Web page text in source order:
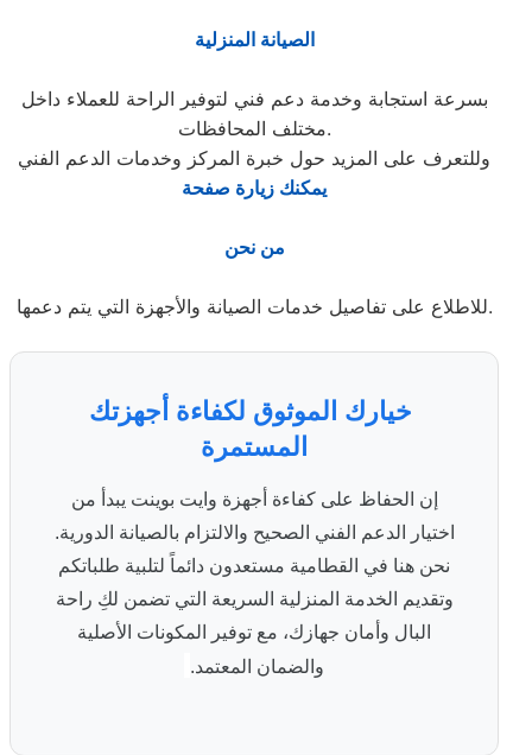
الصيانة المنزلية
بسرعة استجابة وخدمة دعم فني لتوفير الراحة للعملاء داخل
مختلف المحافظات.
وللتعرف على المزيد حول خبرة المركز وخدمات الدعم الفني
يمكنك زيارة صفحة
من نحن
للاطلاع على تفاصيل خدمات الصيانة والأجهزة التي يتم دعمها.
خيارك الموثوق لكفاءة أجهزتك
المستمرة
إن الحفاظ على كفاءة أجهزة وايت بوينت يبدأ من
اختيار الدعم الفني الصحيح والالتزام بالصيانة الدورية.
نحن هنا في القطامية مستعدون دائماً لتلبية طلباتكم
وتقديم الخدمة المنزلية السريعة التي تضمن لكِ راحة
البال وأمان جهازك، مع توفير المكونات الأصلية
والضمان المعتمد.